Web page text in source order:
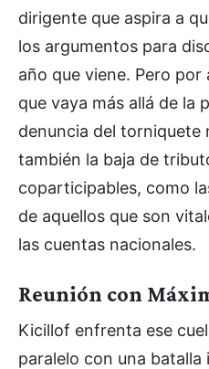
dirigente que aspira a
los argumentos para
año que viene. Pero
que vaya más allá de la
denuncia del torniquete
también la baja de
coparticipables, como
de aquellos que son
las cuentas nacionales.
Reunión con
Kicillof enfrenta ese
paralelo con una batalla